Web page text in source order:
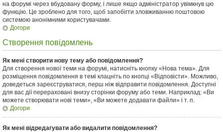
на форумі через вбудовану форму, і лише якщо адміністратор увімкнув цю
функцію. Це зроблено для того, щоб запобігти зловживанню поштовою
системою анонімними користувачами.
Догори
Створення повідомлень
Як мені створити нову тему або повідомлення?
Для створення нової теми на форумі, натисніть кнопку «Нова тема». Для
розміщення повідомлення в темі клацніть по кнопці «Відповісти». Можливо,
доведеться зареєструватися, перш ніж відправити повідомлення. Доступні
для вас дії перераховані внизу сторінки форуму або теми. Наприклад: «Ви
можете створювати нові теми», «Ви можете додавати файли» і т. п.
Догори
Як мені відредагувати або видалити повідомлення?